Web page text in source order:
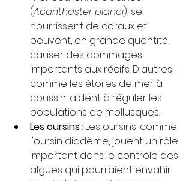
(Acanthaster planci), se
nourrissent de coraux et
peuvent, en grande quantité,
causer des dommages
importants aux récifs. D'autres,
comme les étoiles de mer à
coussin, aident à réguler les
populations de mollusques.
Les oursins : Les oursins, comme
l'oursin diadème, jouent un rôle
important dans le contrôle des
algues qui pourraient envahir